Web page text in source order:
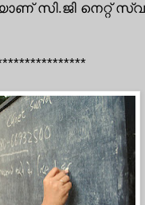
സി.ജി നെറ്റ്